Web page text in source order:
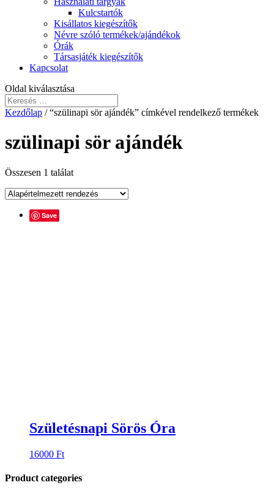
Kulcstartók
Kisállatos kiegészítők
Névre szóló termékek/ajándékok
Órák
Társasjáték kiegészítők
Kapcsolat
Oldal kiválasztása
Kezdőlap / “szülinapi sör ajándék” címkével rendelkező termékek
szülinapi sör ajándék
Összesen 1 találat
Save
Születésnapi Sörös Óra
16000 Ft
Product categories